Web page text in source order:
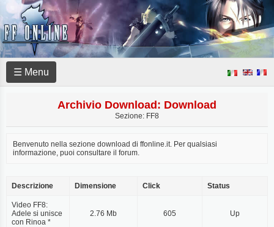
☰ Menu
Archivio Download: Download
Sezione: FF8
Benvenuto nella sezione download di ffonline.it. Per qualsiasi
informazione, puoi consultare il forum.
Descrizione Dimensione Click Status
Video FF8:
Adele si unisce
con Rinoa *
2.76 Mb 605 Up